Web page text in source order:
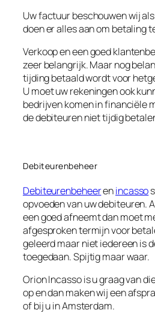
Uw factuur beschouwen wij
doen er alles aan om betaling
Verkoop en een goed
zeer belangrijk. Maar nog
tijding betaald wordt voor
U moet uw rekeningen ook
bedrijven komen in financiële
de debiteuren niet tijdig
Debiteurenbeheer
Debiteurenbeheerenincasso
opvoeden van uw debiteuren.
een goed afneemt dan moet
afgesproken termijn voor
geleerd maar niet iedereen is
toegedaan. Spijtig maar waar.
Orion Incasso is u graag van
op en dan maken wij een
of bij u in Amsterdam.